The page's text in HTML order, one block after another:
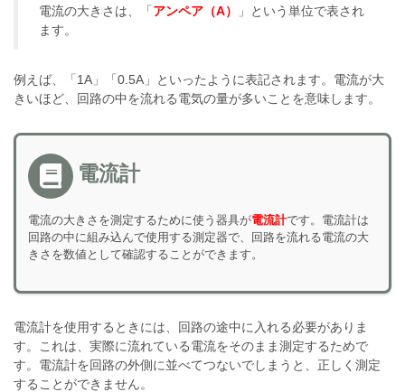
電流の大きさは、「 アンペア（A）
」という単位で表され
ます。
例えば、「1A」「0.5A」といったように表記されます。電流が大
きいほど、回路の中を流れる電気の量が多いことを意味します。
電流計
電流の大きさを測定するために使う器具が電流計です。電流計は
回路の中に組み込んで使用する測定器で、回路を流れる電流の大
きさを数値として確認することができます。
電流計を使用するときには、回路の途中に入れる必要がありま
す。これは、実際に流れている電流をそのまま測定するためで
す。電流計を回路の外側に並べてつないでしまうと、正しく測定
することができません。